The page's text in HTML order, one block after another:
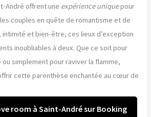
André offrent une expérience uniquepour
couples en quête de romantisme et de
intimité et bien-être, ces lieux d’exception
inoubliables à deux. Que ce soit pour
simplement pour raviver la flamme,
cette parenthèse enchantée au cœur de
room à Saint-André sur Booking